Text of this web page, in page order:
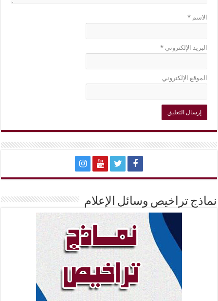
الاسم*
البريد الإلكتروني*
الموقع الإلكتروني
نماذج تراخيص وسائل الإعلام